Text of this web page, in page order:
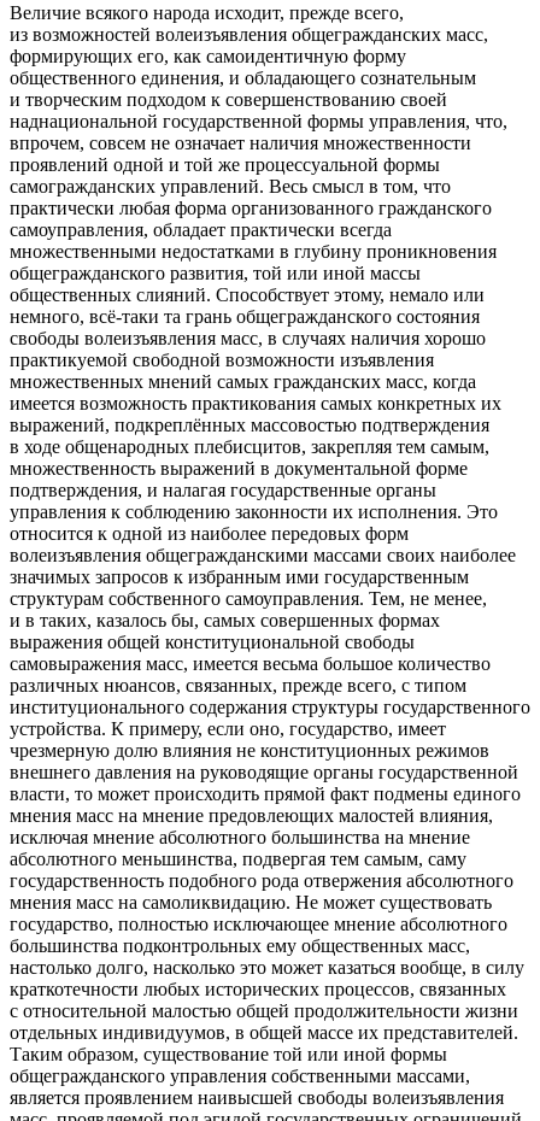
Величие всякого народа исходит, прежде всего,
из возможностей волеизъявления общегражданских масс,
формирующих его, как самоидентичную форму
общественного единения, и обладающего сознательным
и творческим подходом к совершенствованию своей
наднациональной государственной формы управления, что,
впрочем, совсем не означает наличия множественности
проявлений одной и той же процессуальной формы
самогражданских управлений. Весь смысл в том, что
практически любая форма организованного гражданского
самоуправления, обладает практически всегда
множественными недостатками в глубину проникновения
общегражданского развития, той или иной массы
общественных слияний. Способствует этому, немало или
немного, всё-таки та грань общегражданского состояния
свободы волеизъявления масс, в случаях наличия хорошо
практикуемой свободной возможности изъявления
множественных мнений самых гражданских масс, когда
имеется возможность практикования самых конкретных их
выражений, подкреплённых массовостью подтверждения
в ходе общенародных плебисцитов, закрепляя тем самым,
множественность выражений в документальной форме
подтверждения, и налагая государственные органы
управления к соблюдению законности их исполнения. Это
относится к одной из наиболее передовых форм
волеизъявления общегражданскими массами своих наиболее
значимых запросов к избранным ими государственным
структурам собственного самоуправления. Тем, не менее,
и в таких, казалось бы, самых совершенных формах
выражения общей конституциональной свободы
самовыражения масс, имеется весьма большое количество
различных нюансов, связанных, прежде всего, с типом
институционального содержания структуры государственного
устройства. К примеру, если оно, государство, имеет
чрезмерную долю влияния не конституционных режимов
внешнего давления на руководящие органы государственной
власти, то может происходить прямой факт подмены единого
мнения масс на мнение предовлеющих малостей влияния,
исключая мнение абсолютного большинства на мнение
абсолютного меньшинства, подвергая тем самым, саму
государственность подобного рода отвержения абсолютного
мнения масс на самоликвидацию. Не может существовать
государство, полностью исключающее мнение абсолютного
большинства подконтрольных ему общественных масс,
настолько долго, насколько это может казаться вообще, в силу
краткотечности любых исторических процессов, связанных
с относительной малостью общей продолжительности жизни
отдельных индивидуумов, в общей массе их представителей.
Таким образом, существование той или иной формы
общегражданского управления собственными массами,
является проявлением наивысшей свободы волеизъявления